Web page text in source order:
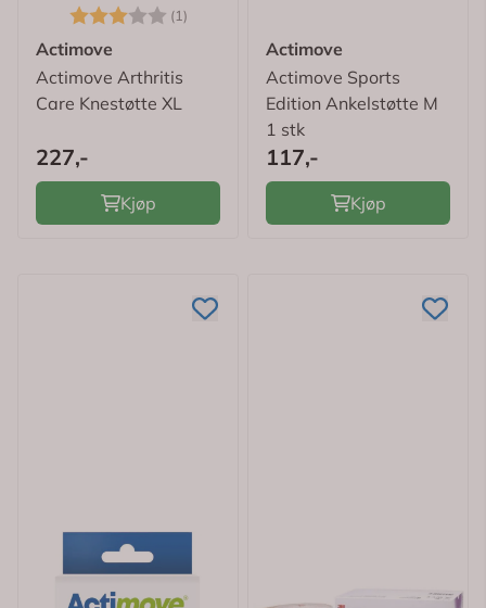
Karakter: (1)
Actimove
Actimove Arthritis
Care Knestøtte XL
227,-
Kjøp
Actimove
Actimove Sports
Edition Ankelstøtte M
1 stk
117,-
Kjøp